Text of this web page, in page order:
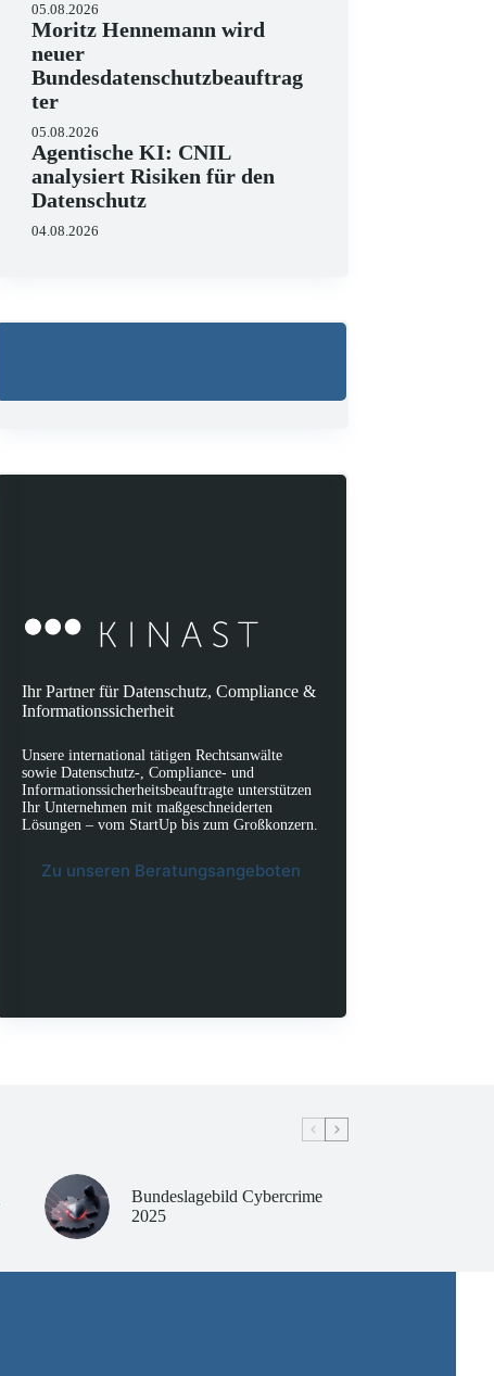
05.08.2026
Moritz Hennemann wird
neuer
Bundesdatenschutzbeauftrag
ter
05.08.2026
Agentische KI: CNIL
analysiert Risiken für den
Datenschutz
04.08.2026
Ihr Partner für Datenschutz, Compliance &
Informationssicherheit
Unsere international tätigen Rechtsanwälte
sowie Datenschutz-, Compliance- und
Informationssicherheitsbeauftragte unterstützen
Ihr Unternehmen mit maßgeschneiderten
Lösungen – vom StartUp bis zum Großkonzern.
Zu unseren Beratungsangeboten
Bundeslagebild Cybercrime
2025